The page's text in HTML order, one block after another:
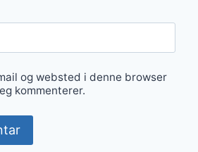
og websted i denne browser
kommenterer.